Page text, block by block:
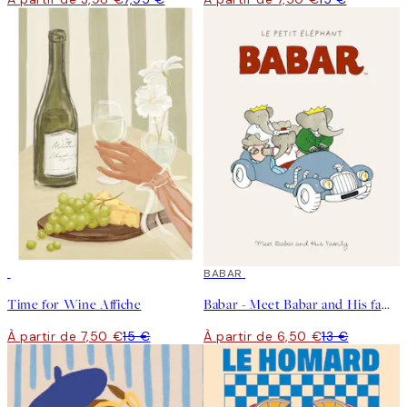
Time for Wine Affiche
À partir de 7,50 €15 €
50%*
BABAR
Babar - Meet Babar and His family Affiche
À partir de 6,50 €13 €